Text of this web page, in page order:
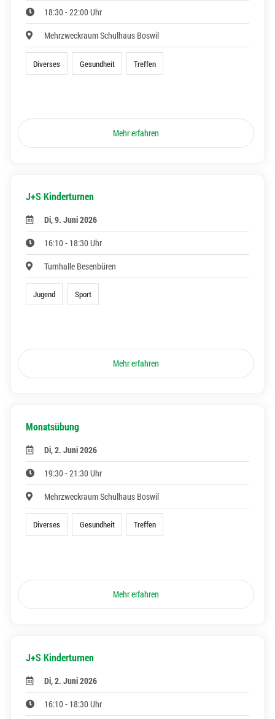
18:30 - 22:00 Uhr
Mehrzweckraum Schulhaus Boswil
Diverses Gesundheit Treffen
Mehr erfahren
J+S Kinderturnen
Di, 9. Juni 2026
16:10 - 18:30 Uhr
Turnhalle Besenbüren
Jugend Sport
Mehr erfahren
Monatsübung
Di, 2. Juni 2026
19:30 - 21:30 Uhr
Mehrzweckraum Schulhaus Boswil
Diverses Gesundheit Treffen
Mehr erfahren
J+S Kinderturnen
Di, 2. Juni 2026
16:10 - 18:30 Uhr